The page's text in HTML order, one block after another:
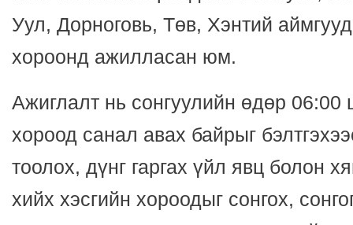
Уул, Дорноговь, Төв, Хэнтий
хороонд ажилласан юм.
Ажиглалт нь сонгуулийн өдөр 06:00
хороод санал авах байрыг
тоолох, дүнг гаргах үйл явц болон
хийх хэсгийн хороодыг сонгох,